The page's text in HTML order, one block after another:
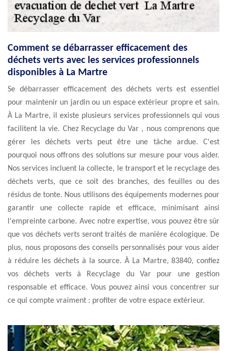
Comment se débarrasser efficacement des
déchets verts avec les services professionnels
disponibles à La Martre
Se débarrasser efficacement des déchets verts est essentiel
pour maintenir un jardin ou un espace extérieur propre et sain.
À La Martre, il existe plusieurs services professionnels qui vous
facilitent la vie. Chez Recyclage du Var , nous comprenons que
gérer les déchets verts peut être une tâche ardue. C'est
pourquoi nous offrons des solutions sur mesure pour vous aider.
Nos services incluent la collecte, le transport et le recyclage des
déchets verts, que ce soit des branches, des feuilles ou des
résidus de tonte. Nous utilisons des équipements modernes pour
garantir une collecte rapide et efficace, minimisant ainsi
l'empreinte carbone. Avec notre expertise, vous pouvez être sûr
que vos déchets verts seront traités de manière écologique. De
plus, nous proposons des conseils personnalisés pour vous aider
à réduire les déchets à la source. À La Martre, 83840, confiez
vos déchets verts à Recyclage du Var pour une gestion
responsable et efficace. Vous pouvez ainsi vous concentrer sur
ce qui compte vraiment : profiter de votre espace extérieur.